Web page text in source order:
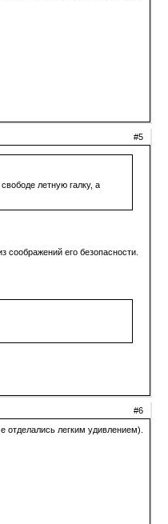
#5
летную галку, а
его безопасности.
#6
легким удивлением).